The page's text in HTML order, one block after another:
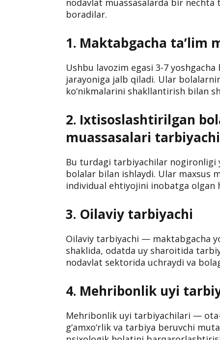
Maktabgacha ta’lim
tarbiyachi lavozimlari
Maktabgacha ta’lim tizimi
ijtimoiy hayotga tayyorlanishida
nodavlat muassasalarda bir
boradilar.
1. Maktabgacha ta’lim
Ushbu lavozim egasi 3-7 yoshgacha
ko‘nikmalarini shakllantirish bilan
2. Ixtisoslashtirilgan
muassasalari
Bu turdagi tarbiyachilar nogironligi
bolalar bilan ishlaydi. Ular maxsus
individual ehtiyojini inobatga olgan
3. Oilaviy tarbiyachi
Oilaviy tarbiyachi — maktabgacha
shaklida, odatda uy sharoitida
nodavlat sektorida uchraydi va